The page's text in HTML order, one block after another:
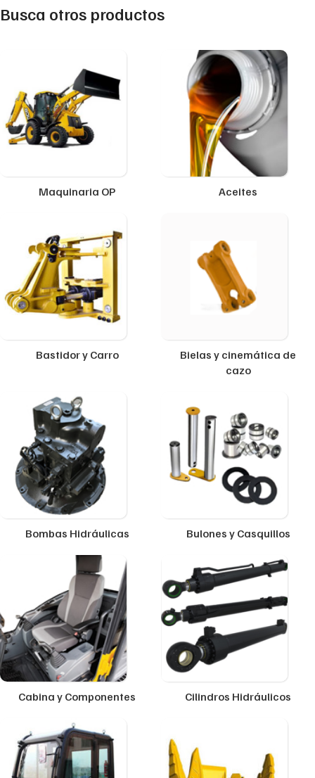
Busca otros productos
Maquinaria OP Aceites
Bastidor y Carro
Bielas y cinemática de
cazo
Bombas Hidráulicas Bulones y Casquillos
Cabina y Componentes Cilindros Hidráulicos